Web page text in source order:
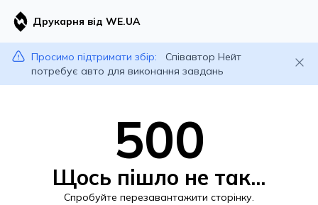
Друкарня від WE.UA
Просимо підтримати збір:
Співавтор Нейт
потребує авто для виконання завдань
500
Щось пішло не так...
Спробуйте перезавантажити сторінку.